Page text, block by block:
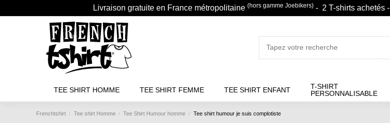
Livraison gratuite en France métropolitaine (hors gamme Joebikers) - 2 T-shirts achetés
TEE SHIRT HOMME TEE SHIRT FEMME TEE SHIRT ENFANT
T-SHIRT
PERSONNALISABLE
Frenchtshirt Tee shirt Homme Tee Shirt Humour homme Tee shirt humour je suis complotiste